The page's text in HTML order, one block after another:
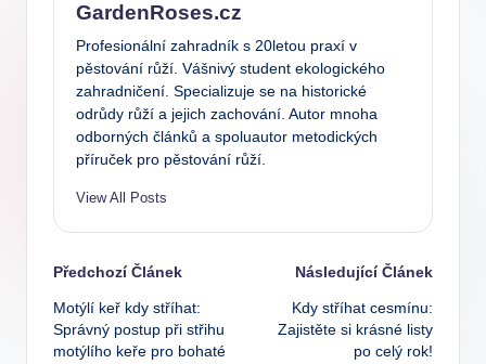
GardenRoses.cz
Profesionální zahradník s 20letou praxí v
pěstování růží. Vášnivý student ekologického
zahradničení. Specializuje se na historické
odrůdy růží a jejich zachování. Autor mnoha
odborných článků a spoluautor metodických
příruček pro pěstování růží.
View All Posts
Post
navigation
Předchozí Článek
Motýlí keř kdy stříhat:
Správný postup při střihu
motýlího keře pro bohaté
Následující Článek
Kdy stříhat cesmínu:
Zajistěte si krásné listy
po celý rok!